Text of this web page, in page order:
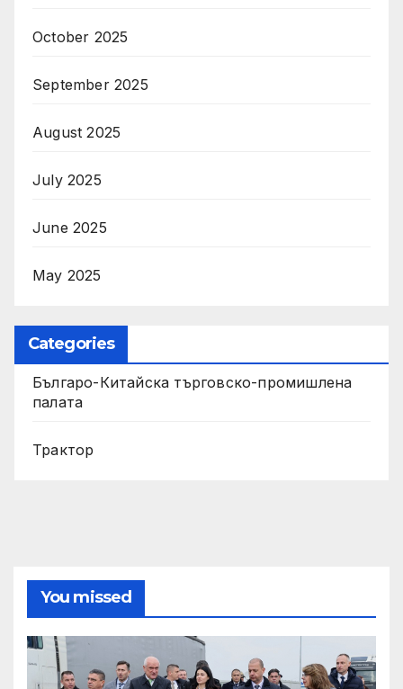
October 2025
September 2025
August 2025
July 2025
June 2025
May 2025
Categories
Българо-Китайска търговско-промишлена
палата
Трактор
You missed